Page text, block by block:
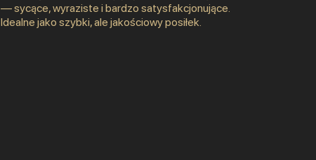
— sycące, wyraziste i bardzo satysfakcjonujące.
Idealne jako szybki, ale jakościowy posiłek.